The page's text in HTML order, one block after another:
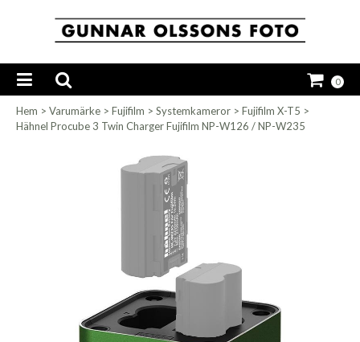
0
Hem > Varumärke > Fujifilm > Systemkameror > Fujifilm X-T5 >
Hähnel Procube 3 Twin Charger Fujifilm NP-W126 / NP-W235